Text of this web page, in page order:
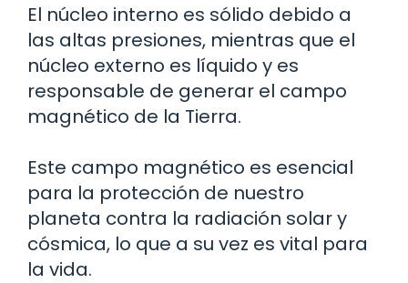
El núcleo interno es sólido debido a
las altas presiones, mientras que el
núcleo externo es líquido y es
responsable de generar el campo
magnético de la Tierra.
Este campo magnético es esencial
para la protección de nuestro
planeta contra la radiación solar y
cósmica, lo que a su vez es vital para
la vida.